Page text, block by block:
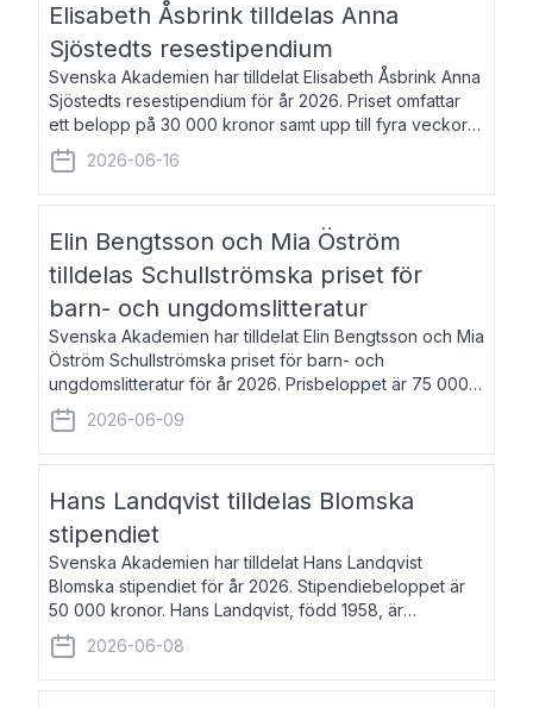
Elisabeth Åsbrink tilldelas Anna
Sjöstedts resestipendium
Svenska Akademien har tilldelat Elisabeth Åsbrink Anna
Sjöstedts resestipendium för år 2026. Priset omfattar
ett belopp på 30 000 kronor samt upp till fyra veckors
fri vistelse i Akademiens lägenhet i Berlin. Elisabeth
Åsbrink, född 1965 oc
2026-06-16
Elin Bengtsson och Mia Öström
tilldelas Schullströmska priset för
barn- och ungdomslitteratur
Svenska Akademien har tilldelat Elin Bengtsson och Mia
Öström Schullströmska priset för barn- och
ungdomslitteratur för år 2026. Prisbeloppet är 75 000
kronor vardera. Elin Bengtsson, född 1987, är författare
och forskare i genusvetenskap.
2026-06-09
Hans Landqvist tilldelas Blomska
stipendiet
Svenska Akademien har tilldelat Hans Landqvist
Blomska stipendiet för år 2026. Stipendiebeloppet är
50 000 kronor. Hans Landqvist, född 1958, är
professor i svenska vid Göteborgs universitet. Han
disputerade år 2000 på avhandlingen Författn
2026-06-08